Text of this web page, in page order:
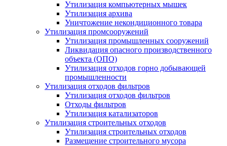
Утилизация компьютерных мышек
Утилизация архива
Уничтожение некондиционного товара
Утилизация промсооружений
Утилизация промышленных сооружений
Ликвидация опасного производственного
объекта (ОПО)
Утилизация отходов горно добывающей
промышленности
Утилизация отходов фильтров
Утилизация отходов фильтров
Отходы фильтров
Утилизация катализаторов
Утилизация строительных отходов
Утилизация строительных отходов
Размещение строительного мусора